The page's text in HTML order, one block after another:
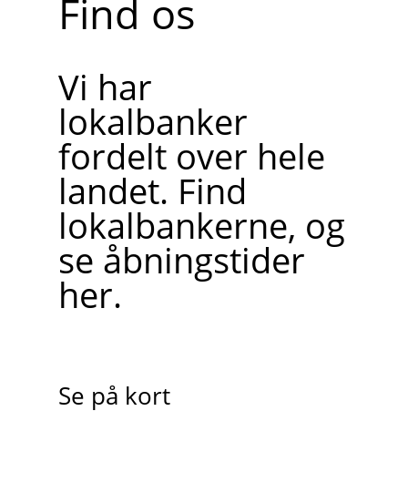
Find os
Vi har
lokalbanker
fordelt over hele
landet. Find
lokalbankerne, og
se åbningstider
her.
Se på kort